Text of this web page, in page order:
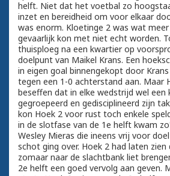
helft. Niet dat het voetbal zo
inzet en bereidheid om voor elkaar
was enorm. Kloetinge 2 was wat
gevaarlijk kon met niet echt worden.
thuisploeg na een kwartier op
doelpunt van Maikel Krans. Een
in eigen goal binnengekopt door
tegen een 1-0 achterstand aan. Maar
beseffen dat in elke wedstrijd wel
gegroepeerd en gedisciplineerd zijn
kon Hoek 2 voor rust toch enkele
in de slotfase van de 1e helft kwam
Wesley Mieras die ineens vrij voor
schot ging over. Hoek 2 had laten
zomaar naar de slachtbank liet
2e helft een goed vervolg aan geven.